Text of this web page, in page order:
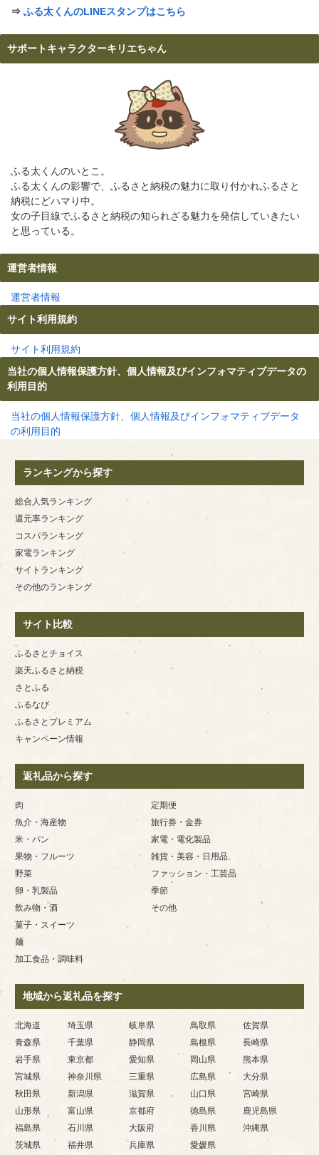
⇒ ふる太くんのLINEスタンプはこちら
サポートキャラクターキリエちゃん
ふる太くんのいとこ。
ふる太くんの影響で、ふるさと納税の魅力に取り付かれふるさと
納税にどハマり中。
女の子目線でふるさと納税の知られざる魅力を発信していきたい
と思っている。
運営者情報
運営者情報
サイト利用規約
サイト利用規約
当社の個人情報保護方針、個人情報及びインフォマティブデータの
利用目的
当社の個人情報保護方針、個人情報及びインフォマティブデータ
の利用目的
ランキングから探す
総合人気ランキング
還元率ランキング
コスパランキング
家電ランキング
サイトランキング
その他のランキング
サイト比較
ふるさとチョイス
楽天ふるさと納税
さとふる
ふるなび
ふるさとプレミアム
キャンペーン情報
返礼品から探す
肉
魚介・海産物
米・パン
果物・フルーツ
野菜
卵・乳製品
飲み物・酒
菓子・スイーツ
麺
加工食品・調味料
定期便
旅行券・金券
家電・電化製品
雑貨・美容・日用品
ファッション・工芸品
季節
その他
地域から返礼品を探す
北海道
青森県
岩手県
宮城県
秋田県
山形県
福島県
茨城県
埼玉県
千葉県
東京都
神奈川県
新潟県
富山県
石川県
福井県
岐阜県
静岡県
愛知県
三重県
滋賀県
京都府
大阪府
兵庫県
鳥取県
島根県
岡山県
広島県
山口県
徳島県
香川県
愛媛県
佐賀県
長崎県
熊本県
大分県
宮崎県
鹿児島県
沖縄県